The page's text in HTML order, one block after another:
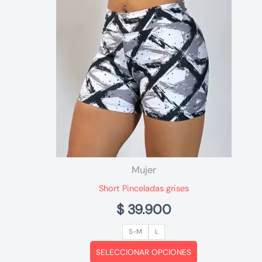
opciones
se
pueden
elegir
en
la
página
de
Mujer
Short Pinceladas grises
$39.900
S-M L
SELECCIONAR OPCIONES